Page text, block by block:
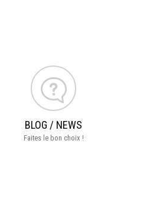
BLOG / NEWS
Faites le bon choix !